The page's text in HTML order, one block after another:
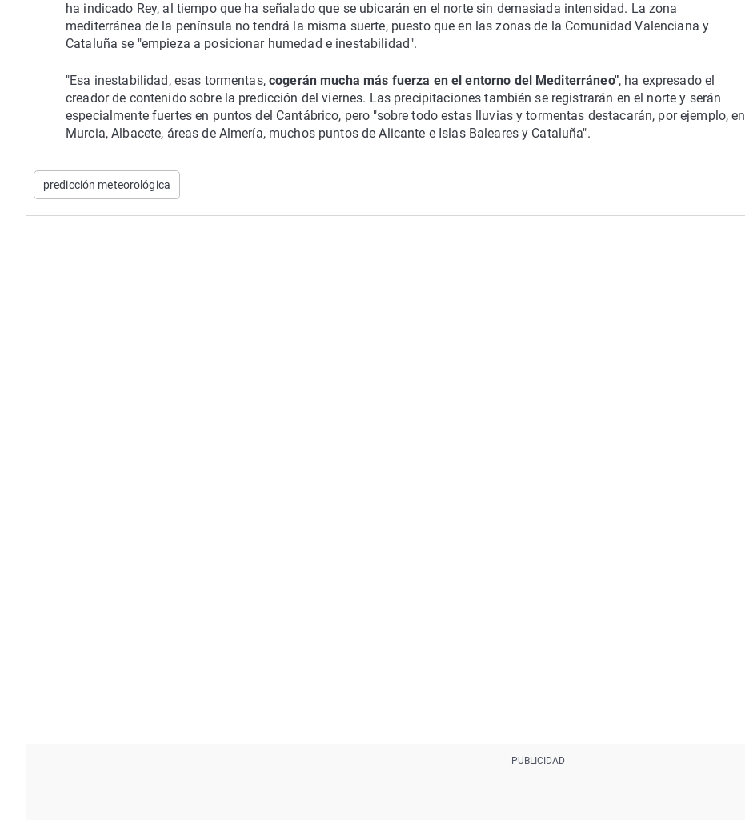
ha indicado Rey, al tiempo que ha señalado que se ubicarán en el norte sin demasiada intensidad. La zona
mediterránea de la península no tendrá la misma suerte, puesto que en las zonas de la Comunidad Valenciana y
Cataluña se "empieza a posicionar humedad e inestabilidad".
"Esa inestabilidad, esas tormentas,cogerán mucha más fuerza en el entorno del Mediterráneo", ha expresado el
creador de contenido sobre la predicción del viernes. Las precipitaciones también se registrarán en el norte y serán
especialmente fuertes en puntos del Cantábrico, pero "sobre todo estas lluvias y tormentas destacarán, por ejemplo, en
Murcia, Albacete, áreas de Almería, muchos puntos de Alicante e Islas Baleares y Cataluña".
predicción meteorológica